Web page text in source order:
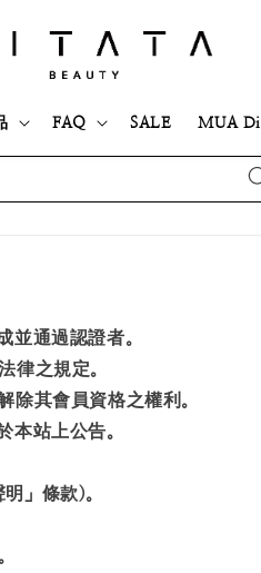
FAQ SALE MUA
通過認證者。
律之規定。
其會員資格之權利。
站上公告。
」條款)。